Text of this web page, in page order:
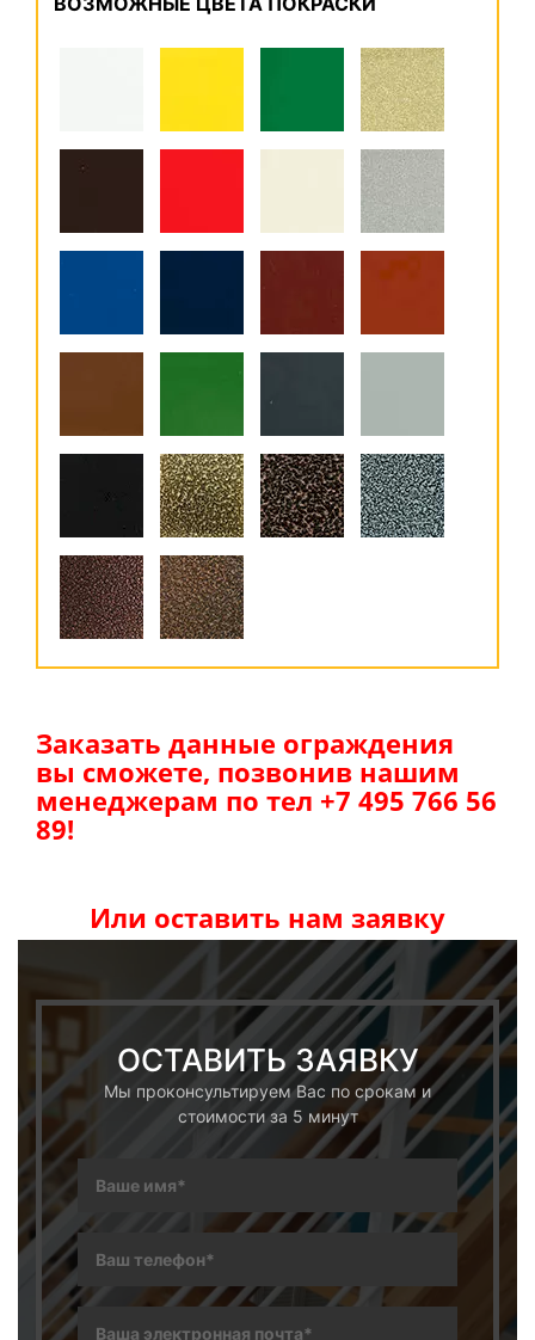
Заказать данные ограждения
вы сможете, позвонив нашим
менеджерам по тел +7 495 766 56
89!
Или оставить нам заявку
ОСТАВИТЬ ЗАЯВКУ
Мы проконсультируем Вас по срокам и
стоимости за 5 минут